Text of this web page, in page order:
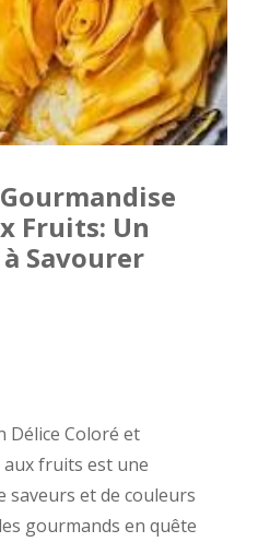
Fruits: Un
Savourer
Délice Coloré et
fruits est une
saveurs et de couleurs
gourmands en quête